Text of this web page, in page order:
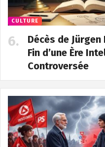
CULTURE
Décès de
Fin d’une Ère
Controversée